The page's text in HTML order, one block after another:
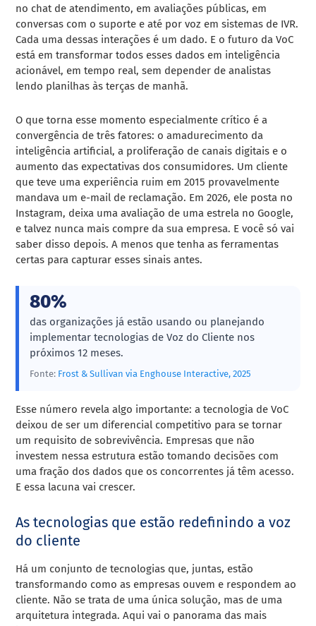
no chat de atendimento, em avaliações públicas, em
conversas com o suporte e até por voz em sistemas de IVR.
Cada uma dessas interações é um dado. E o futuro da VoC
está em transformar todos esses dados em inteligência
acionável, em tempo real, sem depender de analistas
lendo planilhas às terças de manhã.
O que torna esse momento especialmente crítico é a
convergência de três fatores: o amadurecimento da
inteligência artificial, a proliferação de canais digitais e o
aumento das expectativas dos consumidores. Um cliente
que teve uma experiência ruim em 2015 provavelmente
mandava um e-mail de reclamação. Em 2026, ele posta no
Instagram, deixa uma avaliação de uma estrela no Google,
e talvez nunca mais compre da sua empresa. E você só vai
saber disso depois. A menos que tenha as ferramentas
certas para capturar esses sinais antes.
80%
das organizações já estão usando ou planejando
implementar tecnologias de Voz do Cliente nos
próximos 12 meses.
Fonte: Frost & Sullivan via Enghouse Interactive, 2025
Esse número revela algo importante: a tecnologia de VoC
deixou de ser um diferencial competitivo para se tornar
um requisito de sobrevivência. Empresas que não
investem nessa estrutura estão tomando decisões com
uma fração dos dados que os concorrentes já têm acesso.
E essa lacuna vai crescer.
As tecnologias que estão redefinindo a voz
do cliente
Há um conjunto de tecnologias que, juntas, estão
transformando como as empresas ouvem e respondem ao
cliente. Não se trata de uma única solução, mas de uma
arquitetura integrada. Aqui vai o panorama das mais